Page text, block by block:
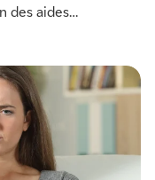
des aides